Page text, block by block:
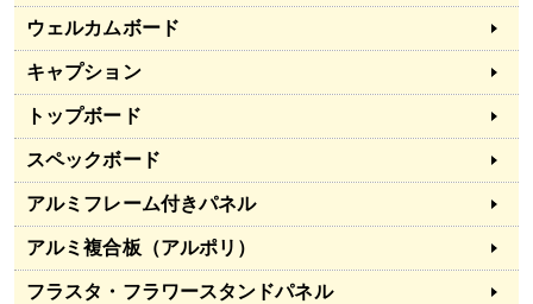
ウェルカムボード
キャプション
トップボード
スペックボード
アルミフレーム付きパネル
アルミ複合板（アルポリ）
フラスタ・フラワースタンドパネル